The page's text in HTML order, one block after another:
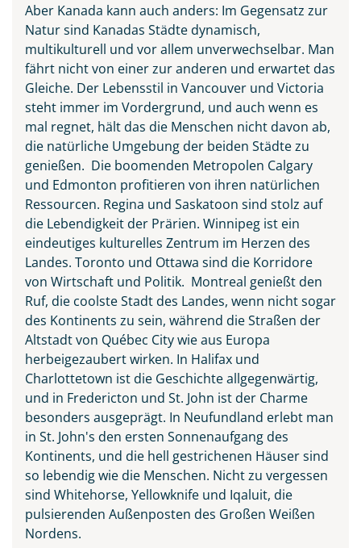
Waterton-Lakes-Nationalpark
in Kanada
© Biju - stock.adobe.com
Aber Kanada kann auch anders: Im Gegensatz zur
Natur sind Kanadas Städte dynamisch,
multikulturell und vor allem unverwechselbar. Man
fährt nicht von einer zur anderen und erwartet das
Gleiche. Der Lebensstil in Vancouver und Victoria
steht immer im Vordergrund, und auch wenn es
mal regnet, hält das die Menschen nicht davon ab,
die natürliche Umgebung der beiden Städte zu
genießen. Die boomenden Metropolen Calgary
und Edmonton profitieren von ihren natürlichen
Ressourcen. Regina und Saskatoon sind stolz auf
die Lebendigkeit der Prärien. Winnipeg ist ein
eindeutiges kulturelles Zentrum im Herzen des
Landes. Toronto und Ottawa sind die Korridore
von Wirtschaft und Politik. Montreal genießt den
Ruf, die coolste Stadt des Landes, wenn nicht sogar
des Kontinents zu sein, während die Straßen der
Altstadt von Québec City wie aus Europa
herbeigezaubert wirken. In Halifax und
Charlottetown ist die Geschichte allgegenwärtig,
und in Fredericton und St. John ist der Charme
besonders ausgeprägt. In Neufundland erlebt man
in St. John's den ersten Sonnenaufgang des
Kontinents, und die hell gestrichenen Häuser sind
so lebendig wie die Menschen. Nicht zu vergessen
sind Whitehorse, Yellowknife und Iqaluit, die
pulsierenden Außenposten des Großen Weißen
Nordens.